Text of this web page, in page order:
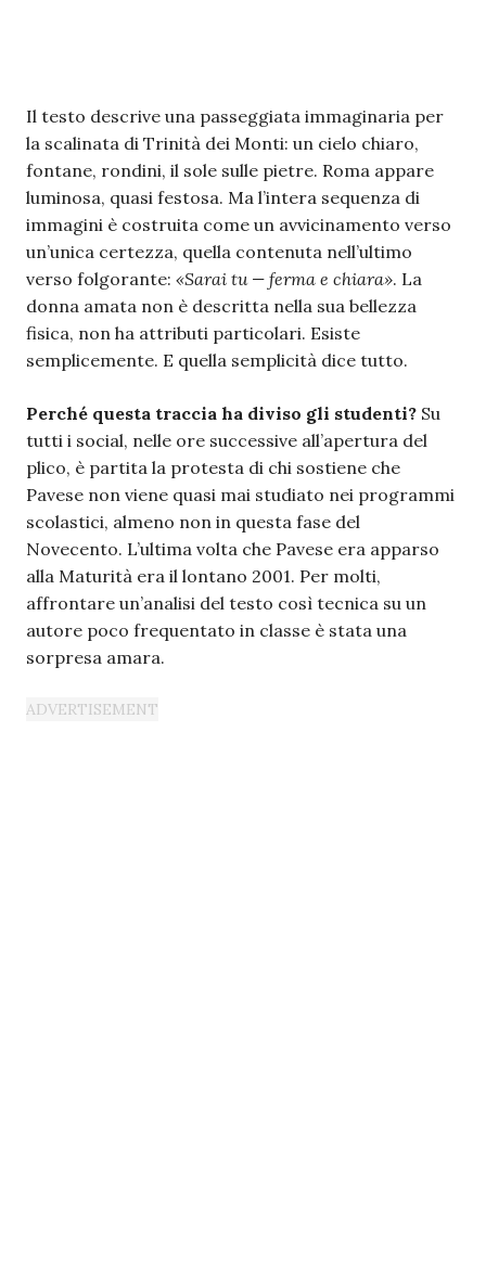
Il testo descrive una passeggiata immaginaria per
la scalinata di Trinità dei Monti: un cielo chiaro,
fontane, rondini, il sole sulle pietre. Roma appare
luminosa, quasi festosa. Ma l’intera sequenza di
immagini è costruita come un avvicinamento verso
un’unica certezza, quella contenuta nell’ultimo
verso folgorante: «Sarai tu — ferma e chiara». La
donna amata non è descritta nella sua bellezza
fisica, non ha attributi particolari. Esiste
semplicemente. E quella semplicità dice tutto.
Perché questa traccia ha diviso gli studenti? Su
tutti i social, nelle ore successive all’apertura del
plico, è partita la protesta di chi sostiene che
Pavese non viene quasi mai studiato nei programmi
scolastici, almeno non in questa fase del
Novecento. L’ultima volta che Pavese era apparso
alla Maturità era il lontano 2001. Per molti,
affrontare un’analisi del testo così tecnica su un
autore poco frequentato in classe è stata una
sorpresa amara.